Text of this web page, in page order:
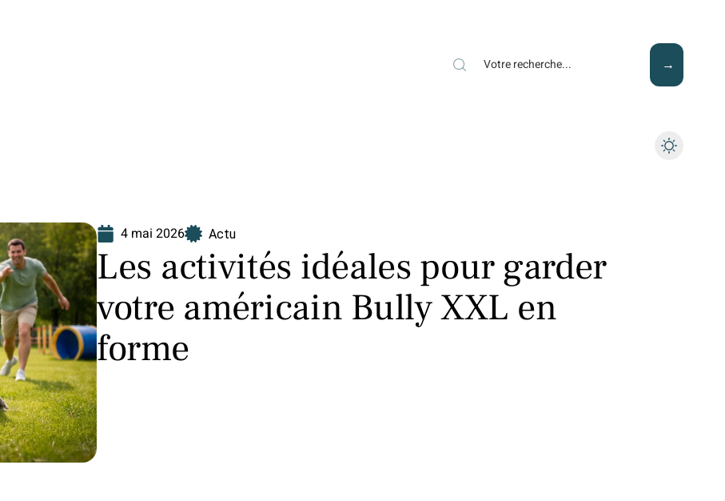
4 mai 2026 Actu
Les activités idéales pour garder
votre américain Bully XXL en
forme